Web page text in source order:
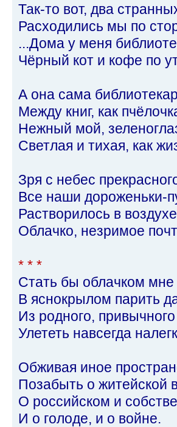
Так-то вот, два
Расходились мы по
...Дома у меня
Чёрный кот и кофе по
А она сама
Между книг, как
Нежный мой,
Светлая и тихая, как
Зря с небес
Все наши дороженьки-
Растворилось в
Облачко, незримое
* * *
Стать бы облачком
В яснокрылом парить
Из родного,
Улететь навсегда
Обживая иное
Позабыть о житейской
О российском и
И о голоде, и о войне.